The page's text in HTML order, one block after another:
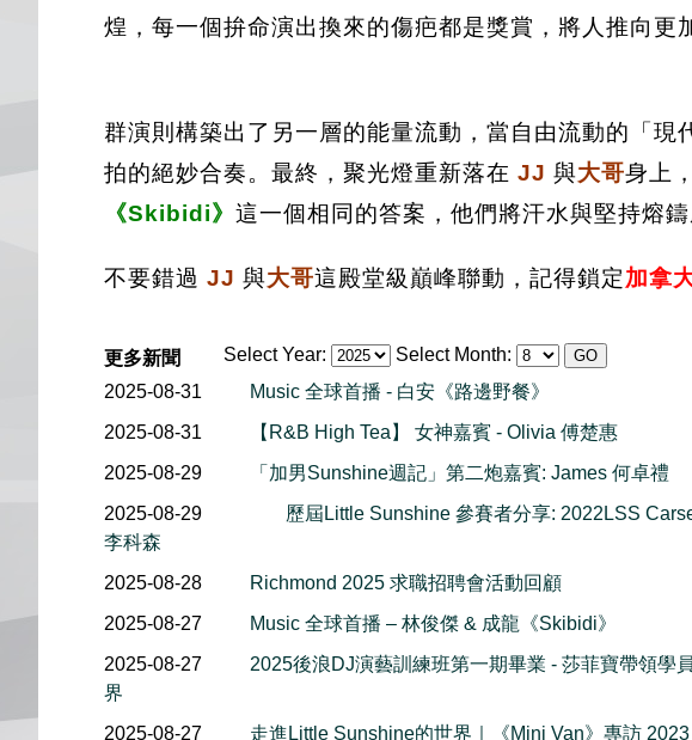
煌，每一個拚命演出換來的傷疤都是獎賞，將人推向更
群演則構築出了另一層的能量流動，當自由流動的「現
拍的絕妙合奏。最終，聚光燈重新落在 JJ 與大哥身上
《Skibidi》 這一個相同的答案，他們將汗水與堅持熔
不要錯過 JJ 與大哥這殿堂級巔峰聯動，記得鎖定加拿
Select Year: Select Month:
更多新聞
2025-08-31
Music 全球首播 - 白安《路邊野餐》
2025-08-31
【R&B High Tea】 女神嘉賓 - Olivia 傅楚惠
2025-08-29
「加男Sunshine週記」第二炮嘉賓: James 何卓禮
2025-08-29
歷屆Little Sunshine 參賽者分享: 2022LSS
李科森
2025-08-28
Richmond 2025 求職招聘會活動回顧
2025-08-27
Music 全球首播 – 林俊傑 & 成龍《Skibidi》
2025-08-27
2025後浪DJ演藝訓練班第一期畢業 - 莎菲寶帶領學
界
2025-08-27
走進Little Sunshine的世界｜《Mini Van》專訪